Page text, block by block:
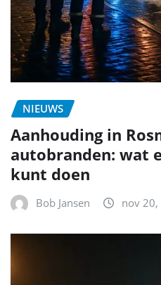
NIEUWS
Aanhouding in
autobranden: wat
kunt doen
Bob Jansen nov